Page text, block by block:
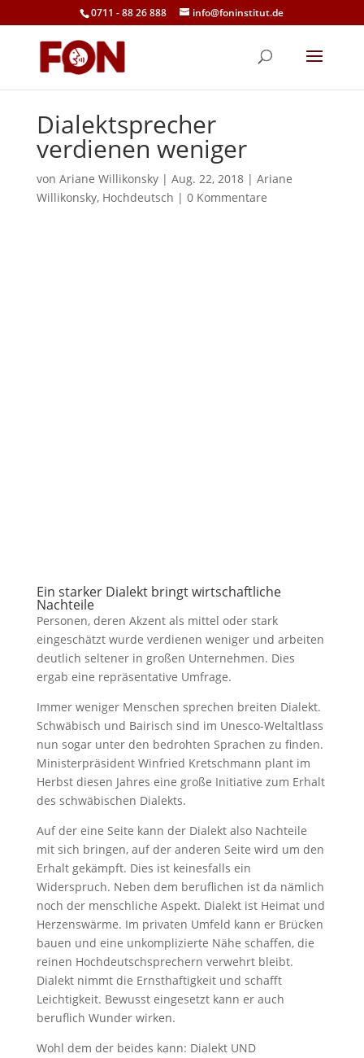
0711 - 88 26 888 info@foninstitut.de
Dialektsprecher
verdienen weniger
von Ariane Willikonsky| Aug. 22, 2018| Ariane
Willikonsky, Hochdeutsch | 0 Kommentare
Ein starker Dialekt bringt wirtschaftliche
Nachteile
Personen, deren Akzent als mittel oder stark
eingeschätzt wurde verdienen weniger und arbeiten
deutlich seltener in großen Unternehmen. Dies
ergab eine repräsentative Umfrage.
Immer weniger Menschen sprechen breiten Dialekt.
Schwäbisch und Bairisch sind im Unesco-Weltaltlass
nun sogar unter den bedrohten Sprachen zu finden.
Ministerpräsident Winfried Kretschmann plant im
Herbst diesen Jahres eine große Initiative zum Erhalt
des schwäbischen Dialekts.
Auf der eine Seite kann der Dialekt also Nachteile
mit sich bringen, auf der anderen Seite wird um den
Erhalt gekämpft. Dies ist keinesfalls ein
Widerspruch. Neben dem beruflichen ist da nämlich
noch der menschliche Aspekt. Dialekt ist Heimat und
Herzenswärme. Im privaten Umfeld kann er Brücken
bauen und eine unkomplizierte Nähe schaffen, die
reinen Hochdeutschsprechern verwehrt bleibt.
Dialekt nimmt die Ernsthaftigkeit und schafft
Leichtigkeit. Bewusst eingesetzt kann er auch
beruflich Wunder wirken.
Wohl dem der beides kann: Dialekt UND